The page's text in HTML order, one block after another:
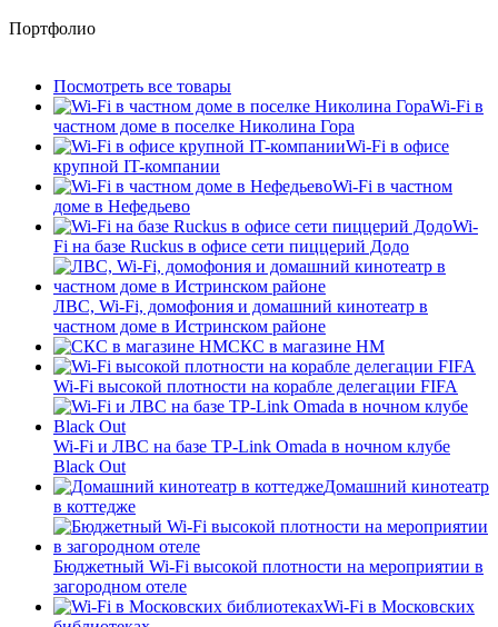
Портфолио
Посмотреть все товары
Wi-Fi в
частном доме в поселке Николина Гора
Wi-Fi в офисе
крупной IT-компании
Wi-Fi в частном
доме в Нефедьево
Wi-
Fi на базе Ruckus в офисе сети пиццерий Додо
ЛВС, Wi-Fi, домофония и домашний кинотеатр в
частном доме в Истринском районе
СКС в магазине HM
Wi-Fi высокой плотности на корабле делегации FIFA
Wi-Fi и ЛВС на базе TP-Link Omada в ночном клубе
Black Out
Домашний кинотеатр
в коттедже
Бюджетный Wi-Fi высокой плотности на мероприятии в
загородном отеле
Wi-Fi в Московских